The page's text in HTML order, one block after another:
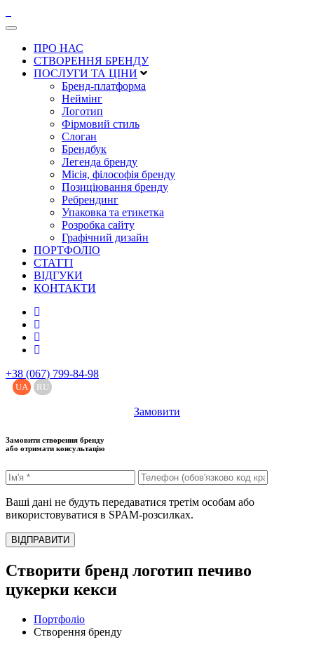
ПРО НАС
СТВОРЕННЯ БРЕНДУ
ПОСЛУГИ ТА ЦІНИ
Бренд-платформа
Неймінг
Логотип
Фірмовий стиль
Слоган
Брендбук
Легенда бренду
Місія, філософія бренду
Позиціювання бренду
Ребрендинг
Упаковка та етикетка
Розробка сайту
Графічний дизайн
ПОРТФОЛІО
СТАТТІ
ВІДГУКИ
КОНТАКТИ
+38 (067) 799-84-98
UA RU
Замовити
Замовити створення бренду
або отримати консультацію
Ваші дані не будуть передаватися третім особам або
використовуватися в SPAM-розсилках.
ВІДПРАВИТИ
Створити бренд логотип печиво
цукерки кекси
Портфоліо
Створення бренду